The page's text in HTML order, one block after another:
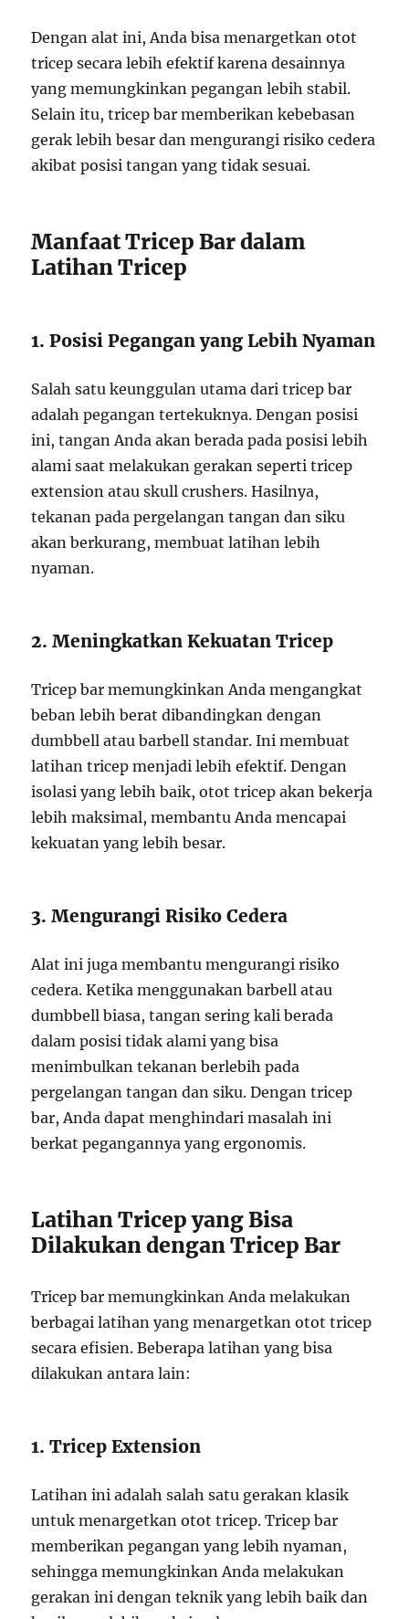
Dengan alat ini, Anda bisa menargetkan otot
tricep secara lebih efektif karena desainnya
yang memungkinkan pegangan lebih stabil.
Selain itu, tricep bar memberikan kebebasan
gerak lebih besar dan mengurangi risiko cedera
akibat posisi tangan yang tidak sesuai.
Manfaat Tricep Bar dalam
Latihan Tricep
1. Posisi Pegangan yang Lebih Nyaman
Salah satu keunggulan utama dari tricep bar
adalah pegangan tertekuknya. Dengan posisi
ini, tangan Anda akan berada pada posisi lebih
alami saat melakukan gerakan seperti tricep
extension atau skull crushers. Hasilnya,
tekanan pada pergelangan tangan dan siku
akan berkurang, membuat latihan lebih
nyaman.
2. Meningkatkan Kekuatan Tricep
Tricep bar memungkinkan Anda mengangkat
beban lebih berat dibandingkan dengan
dumbbell atau barbell standar. Ini membuat
latihan tricep menjadi lebih efektif. Dengan
isolasi yang lebih baik, otot tricep akan bekerja
lebih maksimal, membantu Anda mencapai
kekuatan yang lebih besar.
3. Mengurangi Risiko Cedera
Alat ini juga membantu mengurangi risiko
cedera. Ketika menggunakan barbell atau
dumbbell biasa, tangan sering kali berada
dalam posisi tidak alami yang bisa
menimbulkan tekanan berlebih pada
pergelangan tangan dan siku. Dengan tricep
bar, Anda dapat menghindari masalah ini
berkat pegangannya yang ergonomis.
Latihan Tricep yang Bisa
Dilakukan dengan Tricep Bar
Tricep bar memungkinkan Anda melakukan
berbagai latihan yang menargetkan otot tricep
secara efisien. Beberapa latihan yang bisa
dilakukan antara lain:
1. Tricep Extension
Latihan ini adalah salah satu gerakan klasik
untuk menargetkan otot tricep. Tricep bar
memberikan pegangan yang lebih nyaman,
sehingga memungkinkan Anda melakukan
gerakan ini dengan teknik yang lebih baik dan